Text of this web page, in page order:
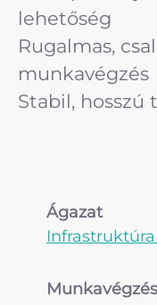
lehetőség
Rugalmas,
munkavégzés
Stabil, hosszú
Ágazat